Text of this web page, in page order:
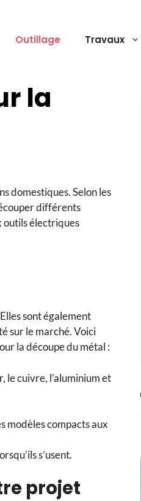
Outillage Travaux
la
domestiques. Selon les
différents
outils électriques
sont également
sur le marché. Voici
la découpe du métal :
le cuivre, l’aluminium et
modèles compacts aux
s’usent.
projet